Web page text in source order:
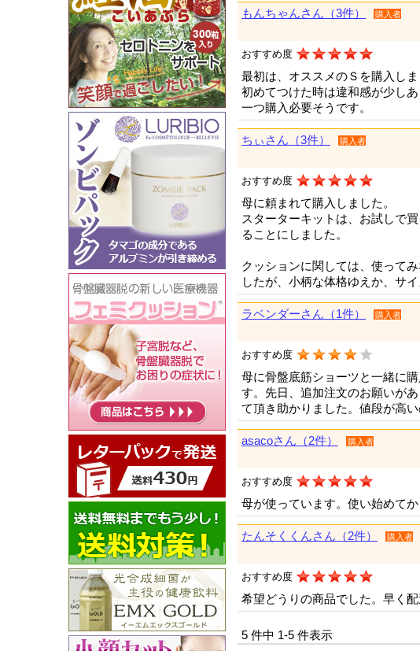
もんちゃんさん（3件） 購入者
おすすめ度
最初は、オススメのＳを購入しま
初めてつけた時は違和感が少し
一つ購入必要そうです。
ちぃさん（3件） 購入者
おすすめ度
母に頼まれて購入しました。
スターターキットは、お試しで
ることにしました。
クッションに関しては、使って
したが、小柄な体格ゆえか、サ
ラベンダーさん（1件） 購入者
おすすめ度
母に骨盤底筋ショーツと一緒に
す。先日、追加注文のお願いが
て頂き助かりました。値段が高
asacoさん（2件） 購入者
おすすめ度
母が使っています。使い始めて
たんそくくんさん（2件） 購入者
おすすめ度
希望どうりの商品でした。早く
5 件中 1-5 件表示